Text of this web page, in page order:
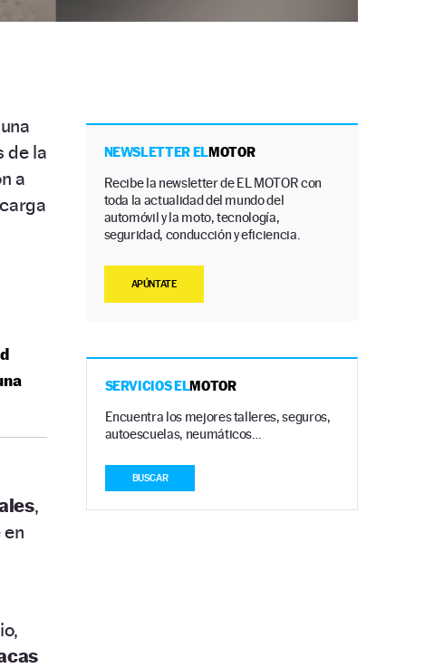
de la
a
,
en
NEWSLETTER ELMOTOR
Recibe la newsletter de EL MOTOR con
toda la actualidad del mundo del
automóvil y la moto, tecnología,
seguridad, conducción y eficiencia.
APÚNTATE
SERVICIOS ELMOTOR
Encuentra los mejores talleres, seguros,
autoescuelas, neumáticos…
BUSCAR